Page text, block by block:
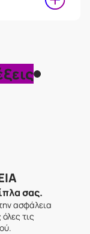
σας.
ασφάλεια
τις